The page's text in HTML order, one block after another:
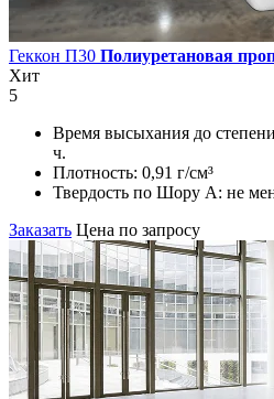
Геккон П30 Полиуретановая
Хит
5
Время высыхания до
ч.
Плотность: 0,91 г/см³
Твердость по Шору А: не
Заказать Цена по запросу